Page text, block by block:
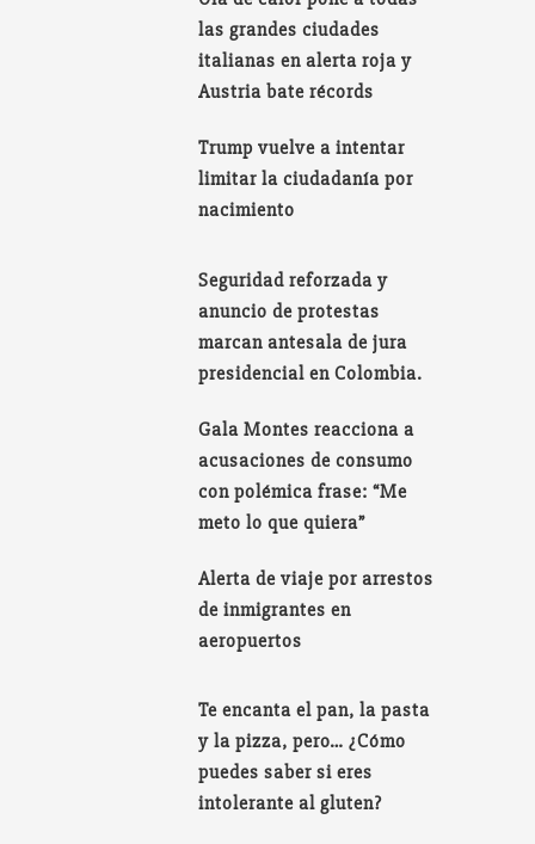
las grandes ciudades
italianas en alerta roja y
Austria bate récords
Trump vuelve a intentar
limitar la ciudadanía por
nacimiento
Seguridad reforzada y
anuncio de protestas
marcan antesala de jura
presidencial en Colombia.
Gala Montes reacciona a
acusaciones de consumo
con polémica frase: “Me
meto lo que quiera”
Alerta de viaje por arrestos
de inmigrantes en
aeropuertos
Te encanta el pan, la pasta
y la pizza, pero… ¿Cómo
puedes saber si eres
intolerante al gluten?